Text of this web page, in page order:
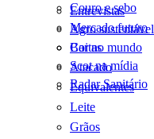
Entrevistas
Agro sustentável
Cartas
Scot na mídia
Radar Sanitário
Couro e sebo
Mercado futuro
Boi no mundo
Atacado
Equivalentes
Leite
Grãos